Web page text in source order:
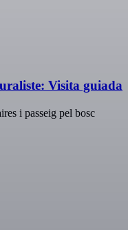
Visita guiada
i passeig pel bosc